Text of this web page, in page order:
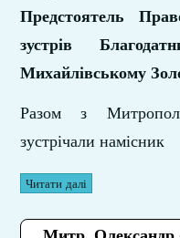
Предстоятель
зустрів
Михайлівському
Разом з
зустрічали намісник
Читати далі